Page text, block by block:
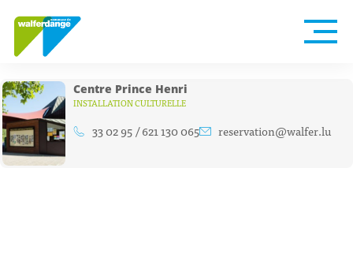
Centre Prince Henri
INSTALLATION CULTURELLE
33 02 95 / 621 130 065 reservation@walfer.lu